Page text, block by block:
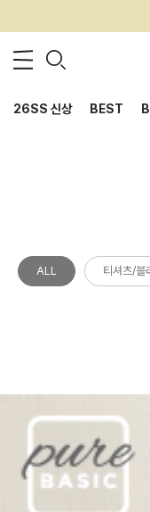
26SS 신상 BEST
ALL 티셔츠/블